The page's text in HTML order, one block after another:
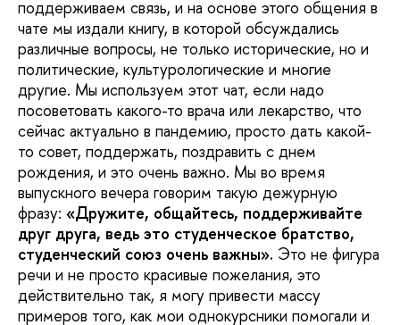
поддерживаем связь, и на основе этого общения в
чате мы издали книгу, в которой обсуждались
различные вопросы, не только исторические, но и
политические, культурологические и многие
другие. Мы используем этот чат, если надо
посоветовать какого-то врача или лекарство, что
сейчас актуально в пандемию, просто дать какой-
то совет, поддержать, поздравить с днем
рождения, и это очень важно. Мы во время
выпускного вечера говорим такую дежурную
фразу: «Дружите, общайтесь, поддерживайте
друг друга, ведь это студенческое братство,
студенческий союз очень важны». Это не фигура
речи и не просто красивые пожелания, это
действительно так, я могу привести массу
примеров того, как мои однокурсники помогали и